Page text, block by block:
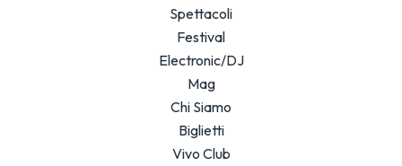
Spettacoli
Festival
Electronic/DJ
Mag
Chi Siamo
Biglietti
Vivo Club